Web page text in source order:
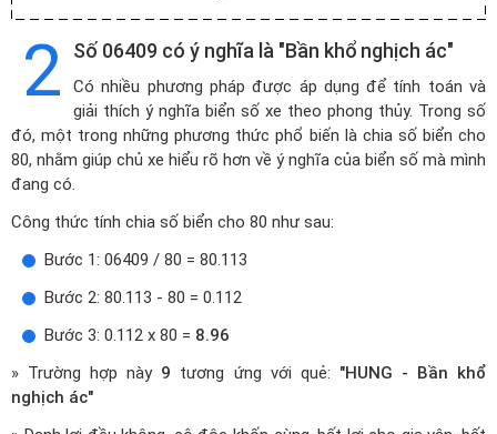
2 Số 06409 có ý nghĩa là "Bần khổ nghịch ác"
Có nhiều phương pháp được áp dụng để tính toán và
giải thích ý nghĩa biển số xe theo phong thủy. Trong số
đó, một trong những phương thức phổ biến là chia số biển cho
80, nhằm giúp chủ xe hiểu rõ hơn về ý nghĩa của biển số mà mình
đang có.
Công thức tính chia số biển cho 80 như sau:
Bước 1: 06409 / 80 = 80.113
Bước 2: 80.113 - 80 = 0.112
Bước 3: 0.112 x 80 = 8.96
» Trường hợp này 9 tương ứng với quẻ: "HUNG - Bần khổ
nghịch ác"